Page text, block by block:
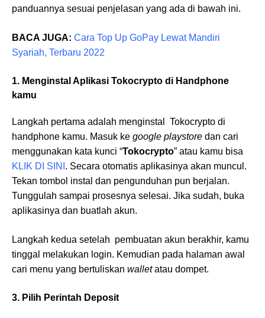
panduannya sesuai penjelasan yang ada di bawah ini.
BACA JUGA: Cara Top Up GoPay Lewat Mandiri
Syariah, Terbaru 2022
1. Menginstal Aplikasi Tokocrypto di Handphone
kamu
Langkah pertama adalah menginstal Tokocrypto di
handphone kamu. Masuk ke google playstore dan cari
menggunakan kata kunci “Tokocrypto” atau kamu bisa
KLIK DI SINI . Secara otomatis aplikasinya akan muncul.
Tekan tombol instal dan pengunduhan pun berjalan.
Tunggulah sampai prosesnya selesai. Jika sudah, buka
aplikasinya dan buatlah akun.
Langkah kedua setelah pembuatan akun berakhir, kamu
tinggal melakukan login. Kemudian pada halaman awal
cari menu yang bertuliskan walletatau dompet.
3. Pilih Perintah Deposit